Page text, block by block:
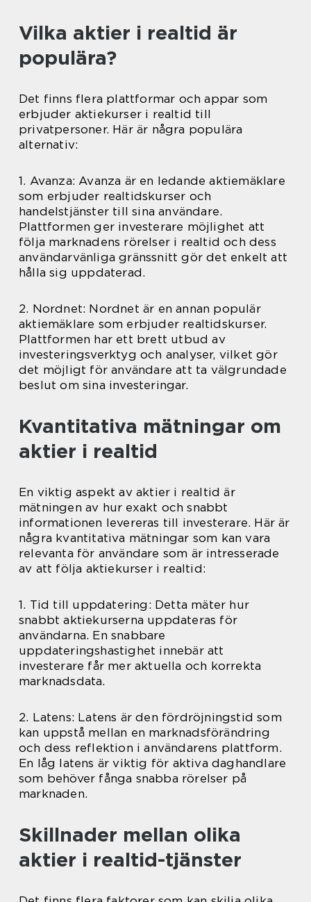
Vilka aktier i realtid är
populära?
Det finns flera plattformar och appar som
erbjuder aktiekurser i realtid till
privatpersoner. Här är några populära
alternativ:
1. Avanza: Avanza är en ledande aktiemäklare
som erbjuder realtidskurser och
handelstjänster till sina användare.
Plattformen ger investerare möjlighet att
följa marknadens rörelser i realtid och dess
användarvänliga gränssnitt gör det enkelt att
hålla sig uppdaterad.
2. Nordnet: Nordnet är en annan populär
aktiemäklare som erbjuder realtidskurser.
Plattformen har ett brett utbud av
investeringsverktyg och analyser, vilket gör
det möjligt för användare att ta välgrundade
beslut om sina investeringar.
Kvantitativa mätningar om
aktier i realtid
En viktig aspekt av aktier i realtid är
mätningen av hur exakt och snabbt
informationen levereras till investerare. Här är
några kvantitativa mätningar som kan vara
relevanta för användare som är intresserade
av att följa aktiekurser i realtid:
1. Tid till uppdatering: Detta mäter hur
snabbt aktiekurserna uppdateras för
användarna. En snabbare
uppdateringshastighet innebär att
investerare får mer aktuella och korrekta
marknadsdata.
2. Latens: Latens är den fördröjningstid som
kan uppstå mellan en marknadsförändring
och dess reflektion i användarens plattform.
En låg latens är viktig för aktiva daghandlare
som behöver fånga snabba rörelser på
marknaden.
Skillnader mellan olika
aktier i realtid-tjänster